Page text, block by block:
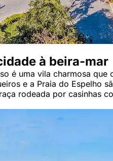
à beira-mar
é uma vila charmosa
e a Praia do Espelho
rodeada por casinhas